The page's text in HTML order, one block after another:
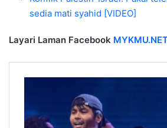
sedia mati syahid [VIDEO]
Layari Laman Facebook